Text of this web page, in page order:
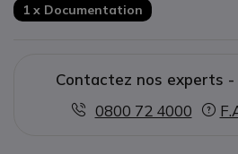
1 x Documentation
Contactez nos experts -
0800 72 4000